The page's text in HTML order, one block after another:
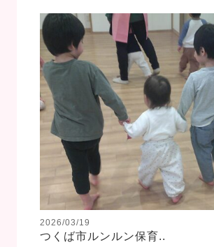
2026/03/19
つくば市ルンルン保育..